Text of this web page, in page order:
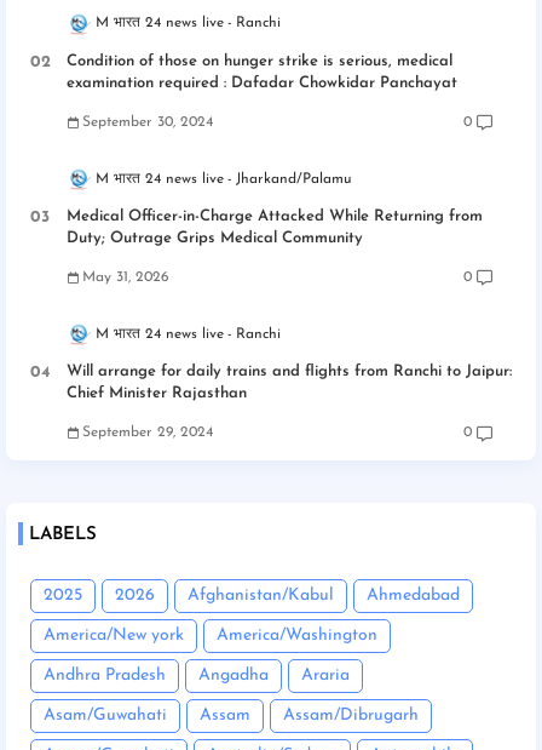
M भारत 24 news live Ranchi
Condition of those on hunger strike is serious, medical
examination required : Dafadar Chowkidar Panchayat
September 30, 2024 0
M भारत 24 news live Jharkand/Palamu
Medical Officer-in-Charge Attacked While Returning from
Duty; Outrage Grips Medical Community
May 31, 2026 0
M भारत 24 news live Ranchi
Will arrange for daily trains and flights from Ranchi to Jaipur:
Chief Minister Rajasthan
September 29, 2024 0
LABELS
2025 2026 Afghanistan/Kabul Ahmedabad
America/New york America/Washington
Andhra Pradesh Angadha Araria
Asam/Guwahati Assam Assam/Dibrugarh